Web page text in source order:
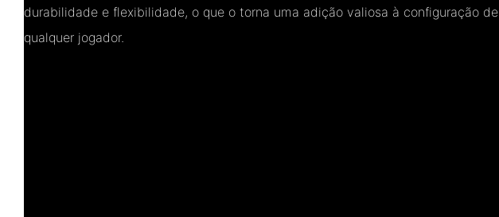
durabilidade e flexibilidade, o que o torna uma adição valiosa à configuração de
qualquer jogador.